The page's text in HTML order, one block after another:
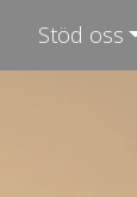
Stöd oss